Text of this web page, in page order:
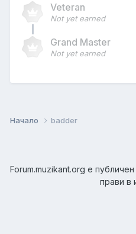
Veteran
Not yet earned
Grand Master
Not yet earned
Начало badder
Forum.muzikant.org е
прави в